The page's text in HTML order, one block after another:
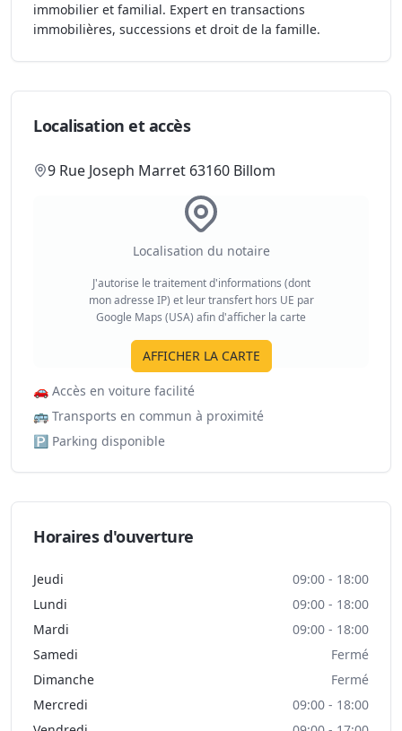
immobilier et familial. Expert en transactions
immobilières, successions et droit de la famille.
Localisation et accès
9 Rue Joseph Marret 63160 Billom
Localisation du notaire
J'autorise le traitement d'informations (dont
mon adresse IP) et leur transfert hors UE par
Google Maps (USA) afin d'afficher la carte
AFFICHER LA CARTE
🚗 Accès en voiture facilité
🚌 Transports en commun à proximité
🅿️ Parking disponible
Horaires d'ouverture
Jeudi
09:00 - 18:00
Lundi
09:00 - 18:00
Mardi
09:00 - 18:00
Samedi
Fermé
Dimanche
Fermé
Mercredi
09:00 - 18:00